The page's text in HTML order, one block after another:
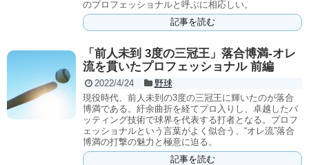
のプロフェッショナルと呼ぶに相応しい。
記事を読む
「前人未到 3度の三冠王」落合博満-オレ
流を貫いたプロフェッショナル 前編
2022/4/24
野球
現役時代、前人未到の3度の三冠王に輝いたのが落合
博満である。紆余曲折を経てプロ入りし、卓越したバ
ッティング技術で球界を代表する打者となる。プロフ
ェッショナルという言葉がよく似合う、“オレ流”落合
博満の打撃の魅力と極意に迫る。
記事を読む